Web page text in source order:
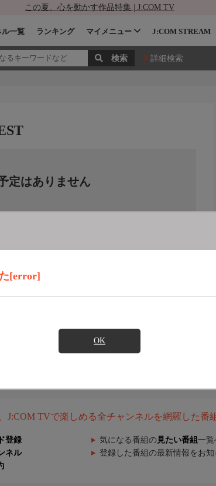
この夏、心を動かす作品特集 | J:COM TV
ル一覧 ランキング マイメニュー J:COM STREAM
詳細検索
[error]
OK
定はありません
J:COM TVで楽しめる全チャンネルを網羅した番
登録 気になる番組の 見たい番組 一覧
ネル 登録した番組の最新情報をお